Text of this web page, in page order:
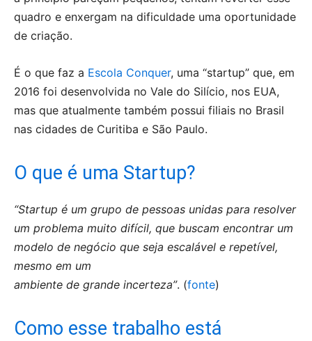
quadro e enxergam na dificuldade uma oportunidade
de criação.
É o que faz a Escola Conquer, uma “startup” que, em
2016 foi desenvolvida no Vale do Silício, nos EUA,
mas que atualmente também possui filiais no Brasil
nas cidades de Curitiba e São Paulo.
O que é uma Startup?
“Startup é um grupo de pessoas unidas para resolver
um problema muito difícil, que buscam encontrar um
modelo de negócio que seja escalável e repetível,
mesmo em um
ambiente de grande incerteza”. (fonte)
Como esse trabalho está